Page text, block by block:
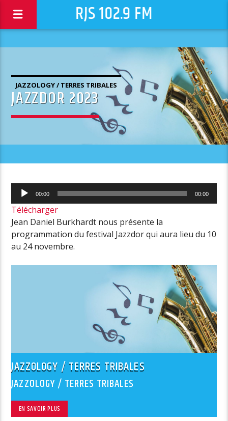
RJS 102.9 FM
JAZZOLOGY / TERRES TRIBALES
JAZZDOR 2023
Lecteur
audio
00:00 00:00
Télécharger
Jean Daniel Burkhardt nous présente la
programmation du festival Jazzdor qui aura lieu du 10
au 24 novembre.
JAZZOLOGY / TERRES TRIBALES
JAZZOLOGY / TERRES TRIBALES
EN SAVOIR PLUS